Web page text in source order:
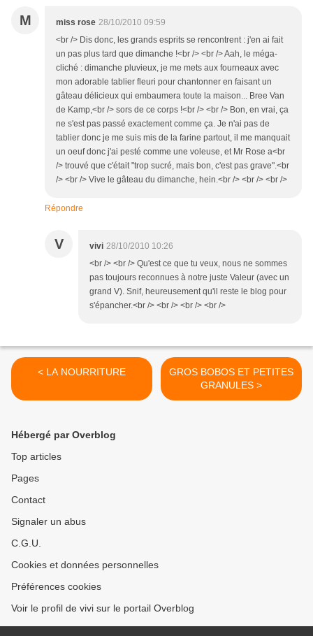
M miss rose 28/10/2010 09:59
<br /> Dis donc, les grands esprits se rencontrent : j'en ai fait
un pas plus tard que dimanche !<br /> <br /> Aah, le méga-
cliché : dimanche pluvieux, je me mets aux fourneaux avec
mon adorable tablier fleuri pour chantonner en faisant un
gâteau délicieux qui embaumera toute la maison... Bree Van
de Kamp,<br /> sors de ce corps !<br /> <br /> Bon, en vrai, ça
ne s'est pas passé exactement comme ça. Je n'ai pas de
tablier donc je me suis mis de la farine partout, il me manquait
un oeuf donc j'ai pesté comme une voleuse, et Mr Rose a<br
/> trouvé que c'était "trop sucré, mais bon, c'est pas grave".<br
/> <br /> Vive le gâteau du dimanche, hein.<br /> <br /> <br />
Répondre
V vivi 28/10/2010 10:26
<br /> <br /> Qu'est ce que tu veux, nous ne sommes
pas toujours reconnues à notre juste Valeur (avec un
grand V). Snif, heureusement qu'il reste le blog pour
s'épancher.<br /> <br /> <br /> <br />
< LA NOURRITURE
GROS BOBOS ET PETITES
GRANULES >
Hébergé par Overblog
Top articles
Pages
Contact
Signaler un abus
C.G.U.
Cookies et données personnelles
Préférences cookies
Voir le profil de vivi sur le portail Overblog